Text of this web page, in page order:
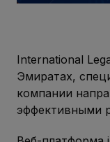
International
Эмиратах,
компании
эффективными